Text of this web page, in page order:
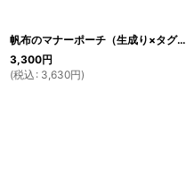
帆布のマナーポーチ（生成り×タグ）
3,300円
(税込 : 3,630円)